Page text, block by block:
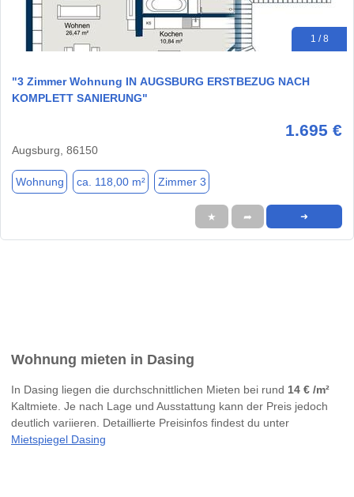
1 / 8
"3 Zimmer Wohnung IN AUGSBURG ERSTBEZUG NACH
KOMPLETT SANIERUNG"
1.695 €
Augsburg, 86150
Wohnung ca. 118,00 m² Zimmer 3
★ ➦ ➜
Wohnung mieten in Dasing
In Dasing liegen die durchschnittlichen Mieten bei rund 14 € /m²
Kaltmiete. Je nach Lage und Ausstattung kann der Preis jedoch
deutlich variieren. Detaillierte Preisinfos findest du unter
Mietspiegel Dasing